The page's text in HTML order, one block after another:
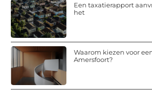
Een taxatierapport
het
Waarom kiezen voor
Amersfoort?